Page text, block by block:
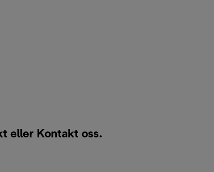
eller Kontakt oss.